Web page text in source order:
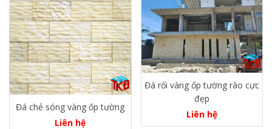
Đá chẻ sóng vàng ốp tường
Liên hệ
Đá rối vàng ốp tường rào cực
đẹp
Liên hệ